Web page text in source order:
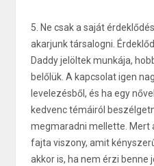
5. Ne csak a saját
akarjunk társalogni.
Daddy jelöltek munkája,
belőlük. A kapcsolat igen
levelezésből, és ha egy
kedvenc témáiról
megmaradni mellette. Mert
fajta viszony, amit
akkor is, ha nem érzi benne